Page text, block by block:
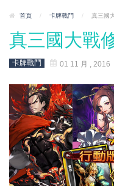
首頁 / 卡牌戰鬥 / 真三國
真三國大戰
卡牌戰鬥 01 11 月 , 2016